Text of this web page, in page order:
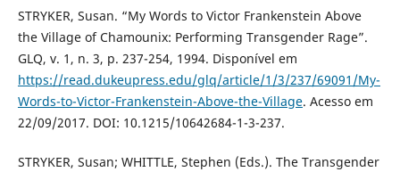
STRYKER, Susan. “My Words to Victor Frankenstein Above
the Village of Chamounix: Performing Transgender Rage”.
GLQ, v. 1, n. 3, p. 237-254, 1994. Disponível em
https://read.dukeupress.edu/glq/article/1/3/237/69091/My-
Words-to-Victor-Frankenstein-Above-the-Village. Acesso em
22/09/2017. DOI: 10.1215/10642684-1-3-237.
STRYKER, Susan; WHITTLE, Stephen (Eds.). The Transgender